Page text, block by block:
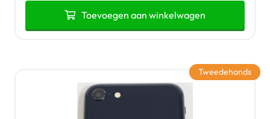
Toevoegen aan winkelwagen
Tweedehands